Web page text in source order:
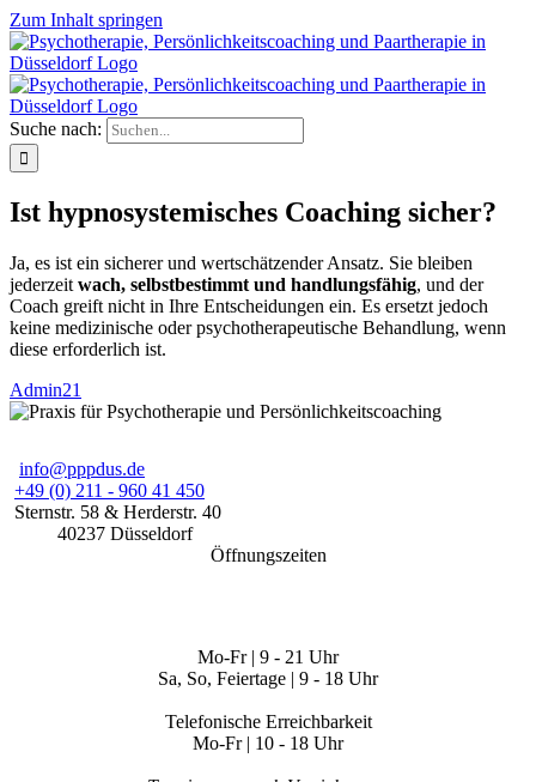
Zum Inhalt springen
Suche nach:
Ist hypnosystemisches Coaching sicher?
Ja, es ist ein sicherer und wertschätzender Ansatz. Sie bleiben
jederzeit wach, selbstbestimmt und handlungsfähig, und der
Coach greift nicht in Ihre Entscheidungen ein. Es ersetzt jedoch
keine medizinische oder psychotherapeutische Behandlung, wenn
diese erforderlich ist.
Admin21
info@pppdus.de
+49 (0) 211 - 960 41 450
Sternstr. 58 & Herderstr. 40
40237 Düsseldorf
Öffnungszeiten
Mo-Fr | 9 - 21 Uhr
Sa, So, Feiertage | 9 - 18 Uhr
Telefonische Erreichbarkeit
Mo-Fr | 10 - 18 Uhr